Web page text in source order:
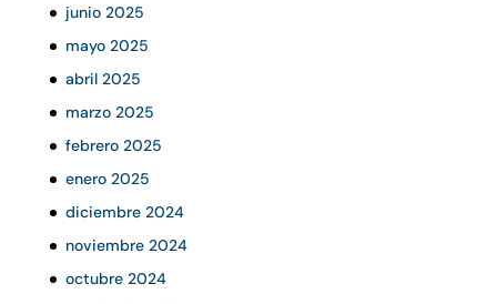
junio 2025
mayo 2025
abril 2025
marzo 2025
febrero 2025
enero 2025
diciembre 2024
noviembre 2024
octubre 2024